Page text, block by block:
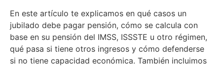
En este artículo te explicamos en qué casos un
jubilado debe pagar pensión, cómo se calcula con
base en su pensión del IMSS, ISSSTE u otro régimen,
qué pasa si tiene otros ingresos y cómo defenderse
si no tiene capacidad económica. También incluimos